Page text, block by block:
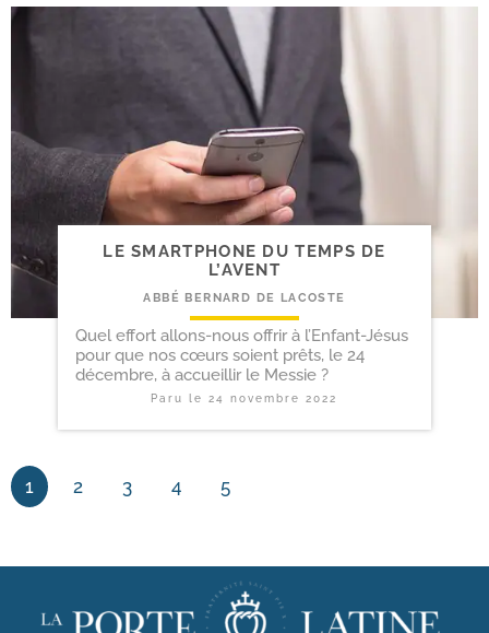
LE SMARTPHONE DU TEMPS DE
L’AVENT
ABBÉ BERNARD DE LACOSTE
Quel effort allons-nous offrir à l’Enfant-Jésus
pour que nos cœurs soient prêts, le 24
décembre, à accueillir le Messie ?
Paru le24 novembre 2022
1 2 3 4 5